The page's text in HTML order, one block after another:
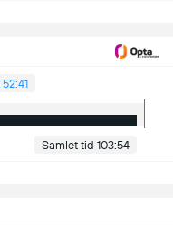
Samlet tid 103:54